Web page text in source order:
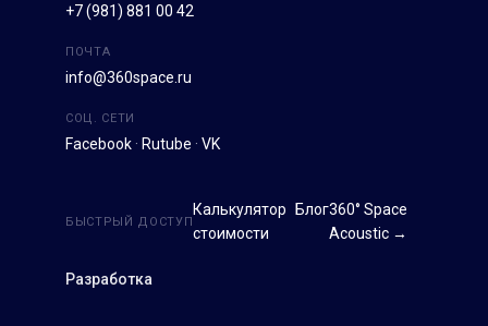
+7 (981) 881 00 42
ПОЧТА
info@360space.ru
СОЦ. СЕТИ
Facebook · Rutube · VK
Разработка
БЫСТРЫЙ ДОСТУП
Калькулятор
стоимости
Блог360° Space
Acoustic →